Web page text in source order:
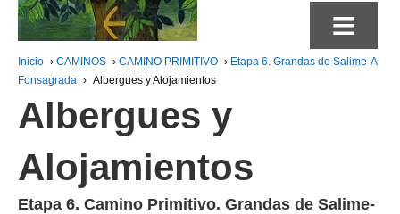
≡
Inicio › CAMINOS › CAMINO PRIMITIVO › Etapa 6. Grandas de Salime-A
Fonsagrada › Albergues y Alojamientos
Albergues y
Alojamientos
Etapa 6. Camino Primitivo. Grandas de Salime-